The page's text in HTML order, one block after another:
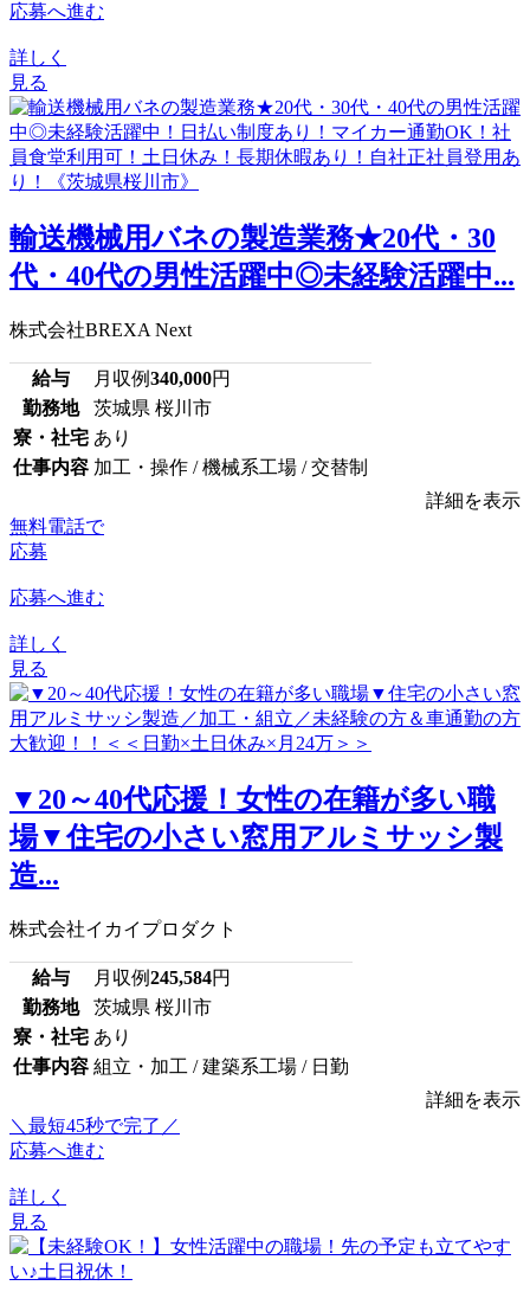
応募へ進む
詳しく
見る
輸送機械用バネの製造業務★20代・30
代・40代の男性活躍中◎未経験活躍中...
株式会社BREXA Next
給与 月収例340,000円
勤務地
茨城県 桜川市
寮・社宅 あり
仕事内容 加工・操作 / 機械系工場 / 交替制
詳細を表示
無料電話で
応募
応募へ進む
詳しく
見る
▼20～40代応援！女性の在籍が多い職
場▼住宅の小さい窓用アルミサッシ製
造...
株式会社イカイプロダクト
給与 月収例245,584円
勤務地
茨城県 桜川市
寮・社宅 あり
仕事内容 組立・加工 / 建築系工場 / 日勤
詳細を表示
＼最短45秒で完了／
応募へ進む
詳しく
見る